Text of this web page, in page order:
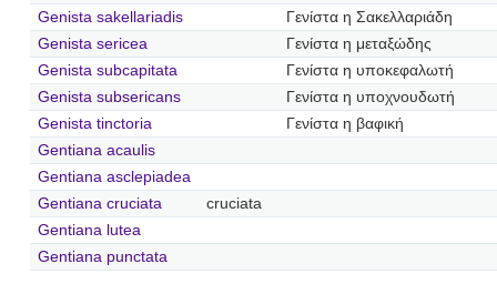
Genista sakellariadis
Γενίστα η Σακελλαριάδη
Genista sericea
Γενίστα η μεταξώδης
Genista subcapitata
Γενίστα η υποκεφαλωτή
Genista subsericans
Γενίστα η υποχνουδωτή
Genista tinctoria
Γενίστα η βαφική
Gentiana acaulis
Gentiana asclepiadea
Gentiana cruciata
cruciata
Gentiana lutea
Gentiana punctata